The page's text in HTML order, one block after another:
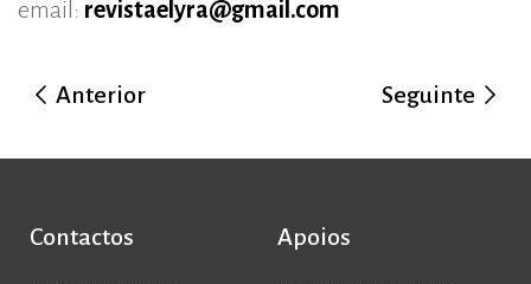
email: revistaelyra@gmail.com
Anterior Seguinte
Contactos Apoios